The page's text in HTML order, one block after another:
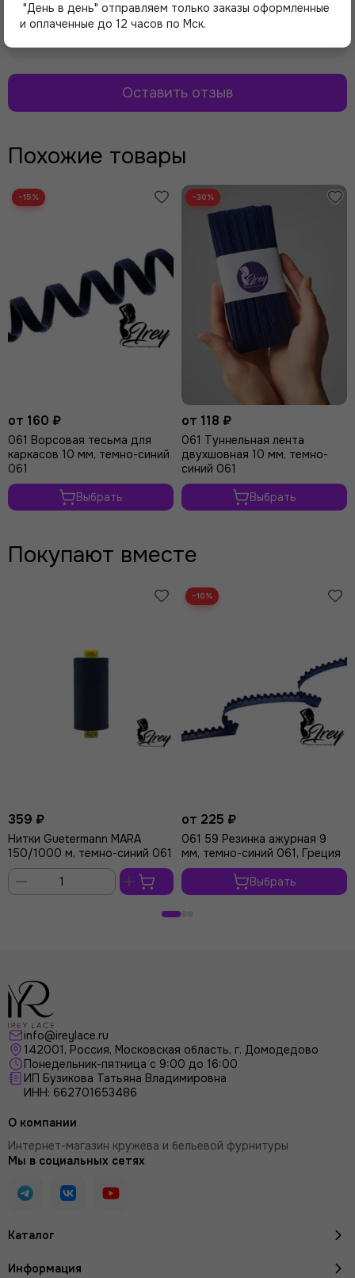
Здесь еще никто не оставлял отзывы. Будьте
Оставить отзыв
Похожие товары
−15%
от 160 ₽
061 Ворсовая тесьма для
каркасов 10 мм, темно-синий
061
Выбрать
−30%
от 118 ₽
061 Туннельная лента
двухшовная 10 мм, темно-
синий 061
Выбрать
Покупают вместе
359 ₽
Нитки Guetermann MARA
150/1000 м, темно-синий 061
корзину
−10%
от 225 ₽
061 59 Резинка ажурная 9
мм, темно-синий 061, Греция
Выбрать
info@ireylace.ru
142001, Россия, Московская область, г. Домодедово
Понедельник-пятница с 9:00 до 16:00
ИП Бузикова Татьяна Владимировна
ИНН: 662701653486
Каталог
Информация
О компании
Интернет-магазин кружева и бельевой фурнитуры
Мы в социальных сетях
"День в день" отправляем только заказы оформленные
и оплаченные до 12 часов по Мск.